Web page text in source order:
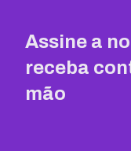
Assine a
receba
mão